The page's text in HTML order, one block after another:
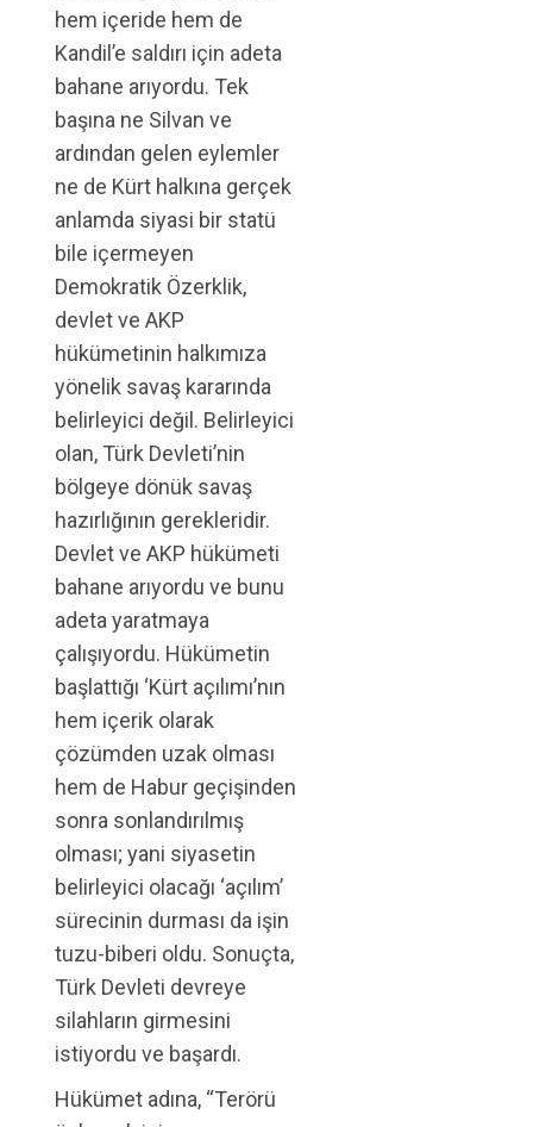
hem içeride hem de
Kandil’e saldırı için adeta
bahane arıyordu. Tek
başına ne Silvan ve
ardından gelen eylemler
ne de Kürt halkına gerçek
anlamda siyasi bir statü
bile içermeyen
Demokratik Özerklik,
devlet ve AKP
hükümetinin halkımıza
yönelik savaş kararında
belirleyici değil. Belirleyici
olan, Türk Devleti’nin
bölgeye dönük savaş
hazırlığının gerekleridir.
Devlet ve AKP hükümeti
bahane arıyordu ve bunu
adeta yaratmaya
çalışıyordu. Hükümetin
başlattığı ‘Kürt açılımı’nın
hem içerik olarak
çözümden uzak olması
hem de Habur geçişinden
sonra sonlandırılmış
olması; yani siyasetin
belirleyici olacağı ‘açılım’
sürecinin durması da işin
tuzu-biberi oldu. Sonuçta,
Türk Devleti devreye
silahların girmesini
istiyordu ve başardı.
Hükümet adına, “Terörü